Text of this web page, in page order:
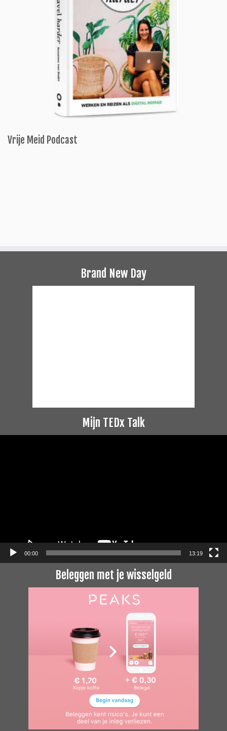
Vrije Meid Podcast
Brand New Day
Mijn TEDx Talk
00:00 13:19
Beleggen met je wisselgeld